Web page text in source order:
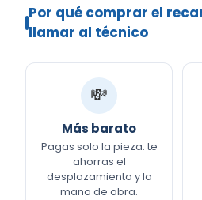
Por qué comprar el
llamar al técnico
💸
Más barato
Pagas solo la pieza: te
ahorras el
desplazamiento y la
mano de obra.